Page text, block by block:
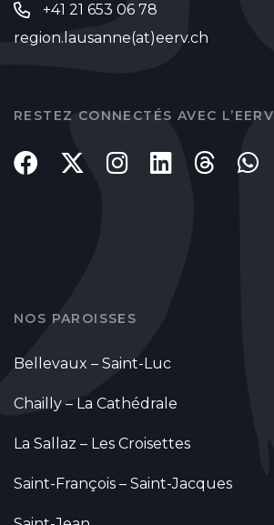
+41 21 653 06 78
region.lausanne(at)eerv.ch
RESTEZ CONNECTÉS AVEC L’EERV
NOS PAROISSES
Bellevaux – Saint-Luc
Chailly – La Cathédrale
La Sallaz – Les Croisettes
Saint-François – Saint-Jacques